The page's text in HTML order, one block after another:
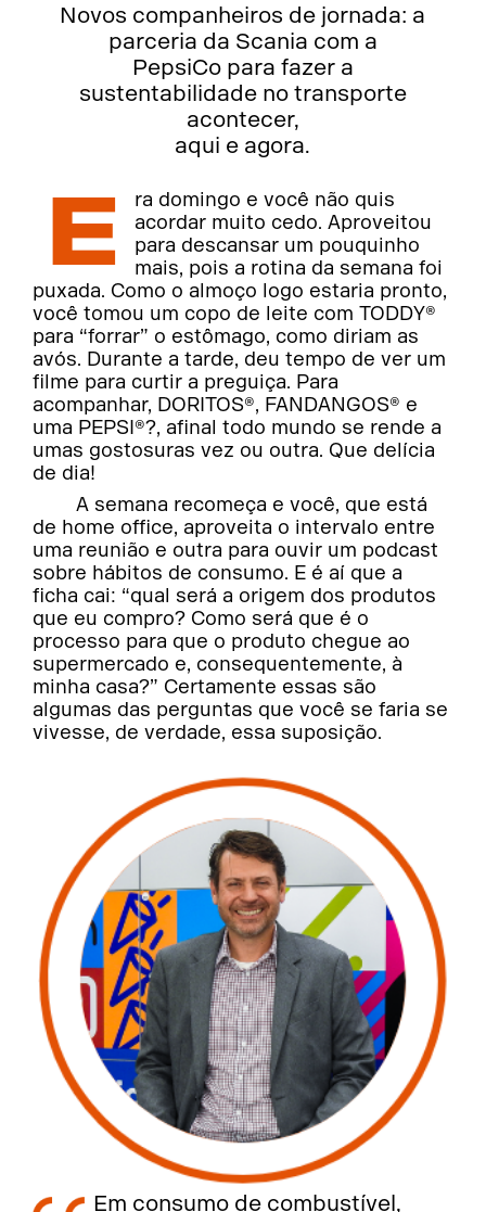
Novos companheiros de jornada: a
parceria da Scania com a
PepsiCo para fazer a
sustentabilidade no transporte
acontecer,
aqui e agora.
E
ra domingo e você não quis
acordar muito cedo. Aproveitou
para descansar um pouquinho
mais, pois a rotina da semana foi
puxada. Como o almoço logo estaria pronto,
você tomou um copo de leite com TODDY®
para “forrar” o estômago, como diriam as
avós. Durante a tarde, deu tempo de ver um
filme para curtir a preguiça. Para
acompanhar, DORITOS®, FANDANGOS® e
uma PEPSI®?, afinal todo mundo se rende a
umas gostosuras vez ou outra. Que delícia
de dia!
A semana recomeça e você, que está
de home office, aproveita o intervalo entre
uma reunião e outra para ouvir um podcast
sobre hábitos de consumo. E é aí que a
ficha cai: “qual será a origem dos produtos
que eu compro? Como será que é o
processo para que o produto chegue ao
supermercado e, consequentemente, à
minha casa?” Certamente essas são
algumas das perguntas que você se faria se
vivesse, de verdade, essa suposição.
Em consumo de combustível,